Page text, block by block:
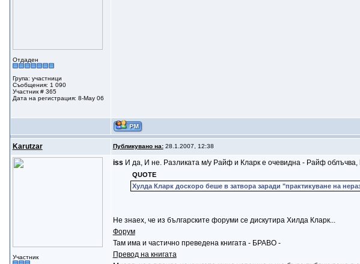
Отдаден
Група: участници
Съобщения: 1 090
Участник # 365
Дата на регистрация: 8-May 06
Karutzar Публикувано на:28.1.2007, 12:38
Участник
iss И да, И не. Разликата м/у Райф и Кларк е очевидна - Райф облъчва,
QUOTE
Хулда Кларк доскоро беше в затвора заради "практикуване на
Не знаех, че из българските форуми се дискутира Хилда Кларк...
Форум
Там има и частично преведена книгата - БРАВО -
Превод на книгата